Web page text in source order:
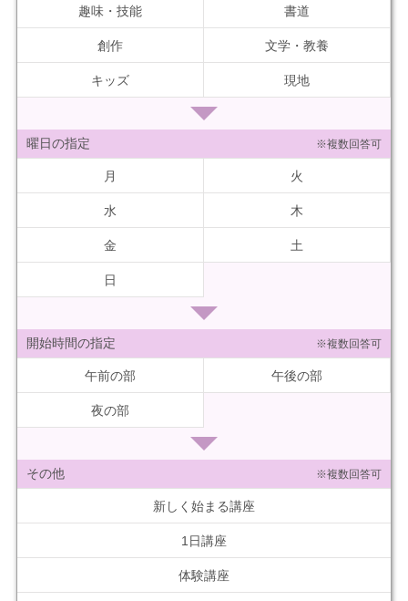
趣味・技能 書道
創作 文学・教養
キッズ 現地
曜日の指定 ※複数回答可
月 火
水 木
金 土
日
開始時間の指定 ※複数回答可
午前の部 午後の部
夜の部
その他 ※複数回答可
新しく始まる講座
1日講座
体験講座